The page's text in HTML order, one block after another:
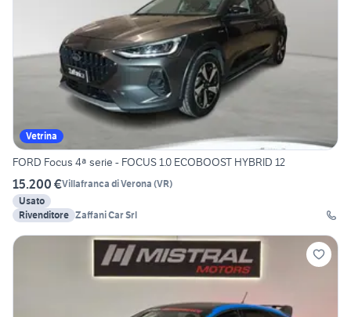
Vetrina
FORD Focus 4ª serie - FOCUS 1.0 ECOBOOST HYBRID 12
15.200 €Villafranca di Verona (VR)
Usato
Rivenditore Zaffani Car Srl